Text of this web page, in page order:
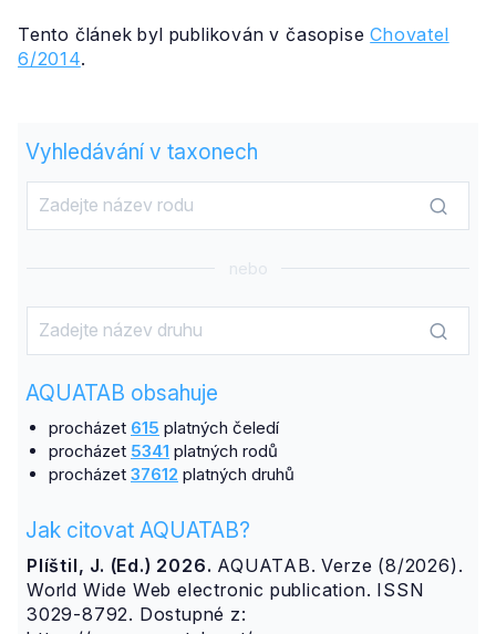
Tento článek byl publikován v časopiseChovatel
6/2014.
Vyhledávání v taxonech
nebo
AQUATAB obsahuje
procházet 615 platných čeledí
procházet 5341 platných rodů
procházet 37612 platných druhů
Jak citovat AQUATAB?
Plíštil, J. (Ed.) 2026. AQUATAB. Verze (8/2026).
World Wide Web electronic publication. ISSN
3029-8792. Dostupné z: